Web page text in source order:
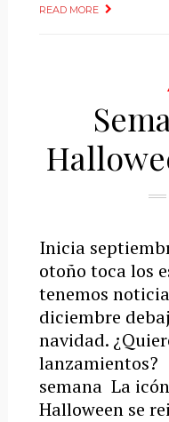
READ MORE
Inicia
otoño toca los
tenemos
diciembre
navidad.
lanzamientos?
semana La
Halloween se